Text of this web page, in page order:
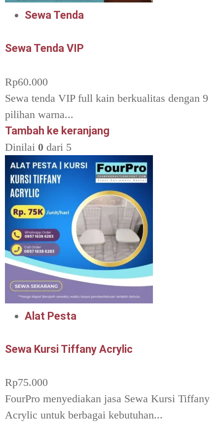
Sewa Tenda
Sewa Tenda VIP
Rp60.000
Sewa tenda VIP full kain berkualitas dengan 9
pilihan warna...
Tambah ke keranjang
Dinilai 0 dari 5
Alat Pesta
Sewa Kursi Tiffany Acrylic
Rp75.000
FourPro menyediakan jasa Sewa Kursi Tiffany
Acrylic untuk berbagai kebutuhan...